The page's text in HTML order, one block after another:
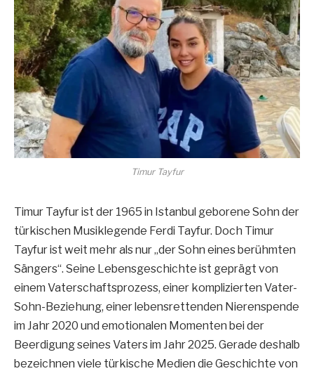
Timur Tayfur
Timur Tayfur ist der 1965 in Istanbul geborene Sohn der
türkischen Musiklegende Ferdi Tayfur. Doch Timur
Tayfur ist weit mehr als nur „der Sohn eines berühmten
Sängers“. Seine Lebensgeschichte ist geprägt von
einem Vaterschaftsprozess, einer komplizierten Vater-
Sohn-Beziehung, einer lebensrettenden Nierenspende
im Jahr 2020 und emotionalen Momenten bei der
Beerdigung seines Vaters im Jahr 2025. Gerade deshalb
bezeichnen viele türkische Medien die Geschichte von